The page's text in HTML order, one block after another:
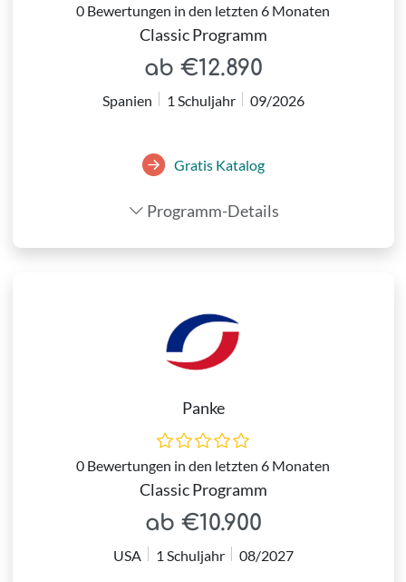
0 Bewertungen in den letzten 6 Monaten
Classic Programm
ab €12.890
Spanien 1 Schuljahr 09/2026
Gratis Katalog
Programm-Details
Panke
0 Bewertungen in den letzten 6 Monaten
Classic Programm
ab €10.900
USA 1 Schuljahr 08/2027